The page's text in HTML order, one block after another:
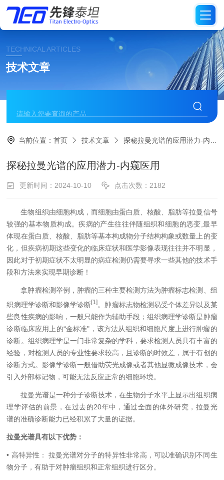
TECHNICAL ARTICLES
技术文章
当前位置：首页 技术文章 探秘拉曼光谱的应用潜力-内窥医用
探秘拉曼光谱的应用潜力-内窥医用
更新时间：2024-10-10 点击次数：2182
生物组织由细胞构成，而细胞由蛋白质、核酸、脂肪等拉曼信号
较强的基本物质构成。疾病的产生往往伴随组织和细胞的恶变,最早
体现在蛋白质、核酸、脂肪等基本构成物分子结构构象或数量上的变
化，但疾病初期这些变化的临床症状和医学影像表现往往并不明显，
因此对于初期症状不太明显的病症检测仍需要寻求一些其他的技术手
段和方法来实现早期诊断！
拿肿瘤检测举例，肿瘤的三种主要检测方法为肿瘤标志检测、组
织病理学诊断和影像学诊断[1]。肿瘤标志物检测易受个体差异以及某
些良性疾病的影响，一般只能作为辅助手段；组织病理学诊断是肿瘤
诊断临床应用上的“金标准"，该方法从组织和细胞尺度上进行肿瘤的
诊断。组织病理学是一门非常复杂的学科，要求检测人员具有丰富的
经验，对检测人员的专业性要求较高，且诊断的时效差，属于有创的
诊断方式。影像学诊断一般借助荧光成像或者其他显微成像技术，会
引入外部标记物，可能无法反应正常的细胞环境。
拉曼光谱是一种分子诊断技术，在生物分子水平上显示出组织病
理学评估的前景，在过去的20年中，通过全面的体外研究，拉曼光
谱的准确诊断能力已经积累了大量的证据。
拉曼光谱具有以下优势：
• 高特异性： 拉曼光谱对分子的特异性非常高，可以准确识别不同生
物分子，有助于对肿瘤组织和正常组织进行区分。